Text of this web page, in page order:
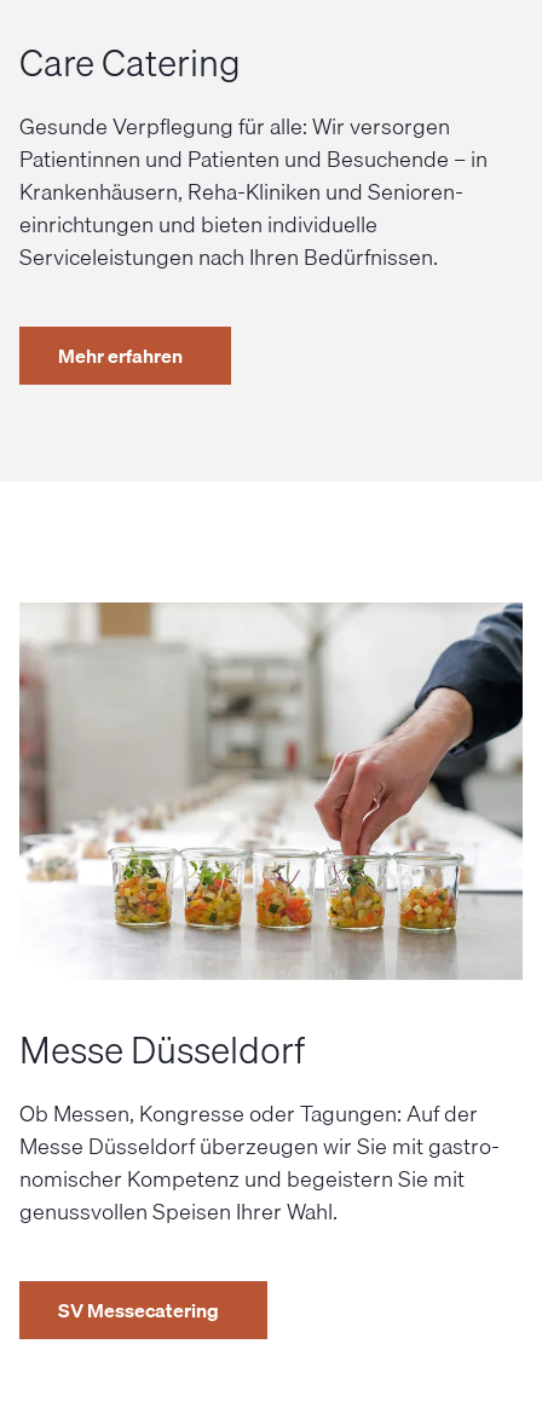
Care Catering
Gesunde Ver­pflegung für alle: Wir ver­sorgen
Patientinnen und Patienten und Be­suchende – in
Kranken­häusern, Reha-­Kliniken und Senioren­
einrich­tungen und bieten individuelle
Serviceleistungen nach Ihren Bedürfnissen.
Mehr erfahren
Messe Düsseldorf
Ob Messen, Kongresse oder Tagungen: Auf der
Messe Düsseldorf überzeugen wir Sie mit gastro­
nomischer Kompetenz und be­geistern Sie mit
genuss­vollen Speisen Ihrer Wahl.
SV Messecatering